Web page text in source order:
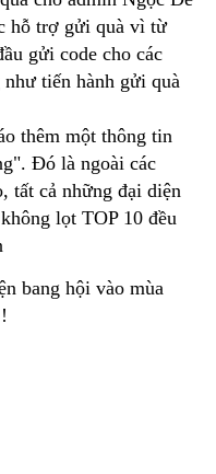
hỗ trợ gửi quà vì từ
gửi code cho các
tiến hành gửi quà
thêm một thông tin
Đó là ngoài các
tất cả những đại diện
lọt TOP 10 đều
bang hội vào mùa